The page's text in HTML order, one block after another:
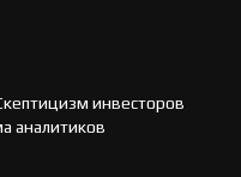
инвесторов
аналитиков